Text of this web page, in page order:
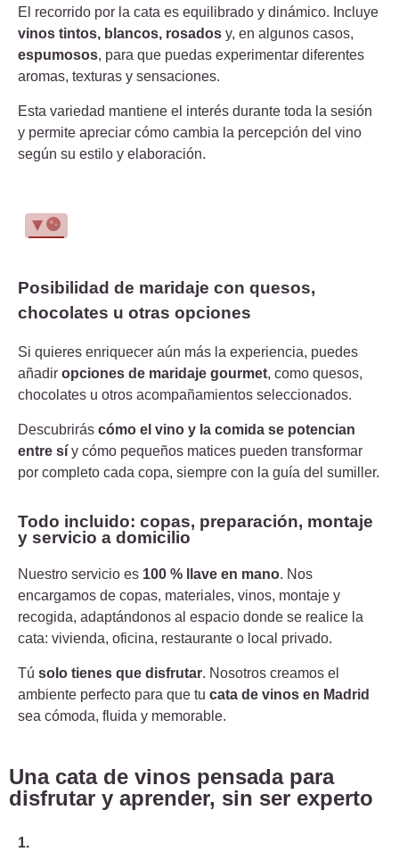
El recorrido por la cata es equilibrado y dinámico. Incluye
vinos tintos, blancos, rosados y, en algunos casos,
espumosos, para que puedas experimentar diferentes
aromas, texturas y sensaciones.
Esta variedad mantiene el interés durante toda la sesión
y permite apreciar cómo cambia la percepción del vino
según su estilo y elaboración.
Posibilidad de maridaje con quesos,
chocolates u otras opciones
Si quieres enriquecer aún más la experiencia, puedes
añadir opciones de maridaje gourmet, como quesos,
chocolates u otros acompañamientos seleccionados.
Descubrirás cómo el vino y la comida se potencian
entre sí y cómo pequeños matices pueden transformar
por completo cada copa, siempre con la guía del sumiller.
Todo incluido: copas, preparación, montaje
y servicio a domicilio​
Nuestro servicio es 100 % llave en mano. Nos
encargamos de copas, materiales, vinos, montaje y
recogida, adaptándonos al espacio donde se realice la
cata: vivienda, oficina, restaurante o local privado.
Tú solo tienes que disfrutar. Nosotros creamos el
ambiente perfecto para que tu cata de vinos en Madrid
sea cómoda, fluida y memorable.
Una cata de vinos pensada para
disfrutar y aprender, sin ser experto
1.